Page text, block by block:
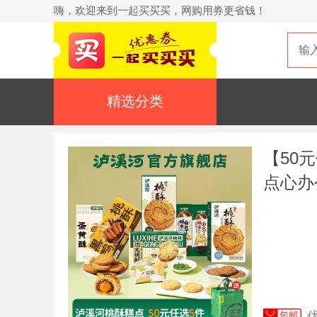
嗨，欢迎来到一起买买买，网购用券更省钱！
精选分类
【50
点心